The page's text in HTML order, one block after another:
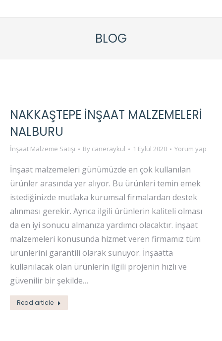
BLOG
NAKKAŞTEPE İNŞAAT MALZEMELERI
NALBURU
İnşaat Malzeme Satışı By caneraykul 1 Eylül 2020 Yorum yap
İnşaat malzemeleri günümüzde en çok kullanılan
ürünler arasında yer alıyor. Bu ürünleri temin emek
istediğinizde mutlaka kurumsal firmalardan destek
alınması gerekir. Ayrıca ilgili ürünlerin kaliteli olması
da en iyi sonucu almanıza yardımcı olacaktır. inşaat
malzemeleri konusunda hizmet veren firmamız tüm
ürünlerini garantili olarak sunuyor. İnşaatta
kullanılacak olan ürünlerin ilgili projenin hızlı ve
güvenilir bir şekilde…
Read article